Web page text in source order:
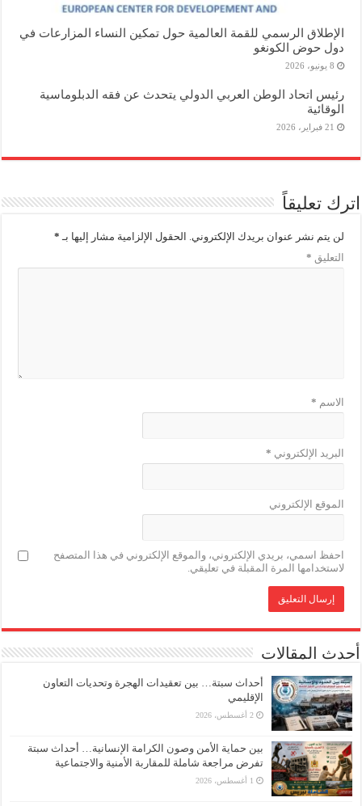
الإطلاق الرسمي للقمة العالمية حول تمكين النساء المزارعات في
دول حوض الكونغو
8 يونيو، 2026
رئيس اتحاد الوطن العربي الدولي يتحدث عن فقه الدبلوماسية
الوقائية
21 فبراير، 2026
اترك تعليقاً
لن يتم نشر عنوان بريدك الإلكتروني. الحقول الإلزامية مشار إليها بـ *
التعليق *
الاسم *
البريد الإلكتروني *
الموقع الإلكتروني
احفظ اسمي، بريدي الإلكتروني، والموقع الإلكتروني في هذا المتصفح
لاستخدامها المرة المقبلة في تعليقي.
أحدث المقالات
أحداث سبتة… بين تعقيدات الهجرة وتحديات التعاون
الإقليمي
2 أغسطس، 2026
بين حماية الأمن وصون الكرامة الإنسانية… أحداث سبتة
تفرض مراجعة شاملة للمقاربة الأمنية والاجتماعية
1 أغسطس، 2026